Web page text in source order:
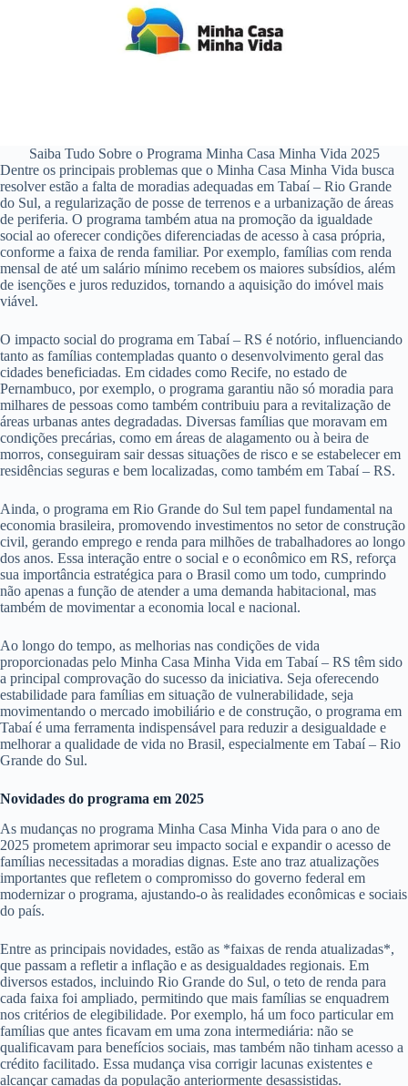
Saiba Tudo Sobre o Programa Minha Casa Minha Vida 2025
Dentre os principais problemas que o Minha Casa Minha Vida busca
resolver estão a falta de moradias adequadas em Tabaí – Rio Grande
do Sul, a regularização de posse de terrenos e a urbanização de áreas
de periferia. O programa também atua na promoção da igualdade
social ao oferecer condições diferenciadas de acesso à casa própria,
conforme a faixa de renda familiar. Por exemplo, famílias com renda
mensal de até um salário mínimo recebem os maiores subsídios, além
de isenções e juros reduzidos, tornando a aquisição do imóvel mais
viável.
O impacto social do programa em Tabaí – RS é notório, influenciando
tanto as famílias contempladas quanto o desenvolvimento geral das
cidades beneficiadas. Em cidades como Recife, no estado de
Pernambuco, por exemplo, o programa garantiu não só moradia para
milhares de pessoas como também contribuiu para a revitalização de
áreas urbanas antes degradadas. Diversas famílias que moravam em
condições precárias, como em áreas de alagamento ou à beira de
morros, conseguiram sair dessas situações de risco e se estabelecer em
residências seguras e bem localizadas, como também em Tabaí – RS.
Ainda, o programa em Rio Grande do Sul tem papel fundamental na
economia brasileira, promovendo investimentos no setor de construção
civil, gerando emprego e renda para milhões de trabalhadores ao longo
dos anos. Essa interação entre o social e o econômico em RS, reforça
sua importância estratégica para o Brasil como um todo, cumprindo
não apenas a função de atender a uma demanda habitacional, mas
também de movimentar a economia local e nacional.
Ao longo do tempo, as melhorias nas condições de vida
proporcionadas pelo Minha Casa Minha Vida em Tabaí – RS têm sido
a principal comprovação do sucesso da iniciativa. Seja oferecendo
estabilidade para famílias em situação de vulnerabilidade, seja
movimentando o mercado imobiliário e de construção, o programa em
Tabaí é uma ferramenta indispensável para reduzir a desigualdade e
melhorar a qualidade de vida no Brasil, especialmente em Tabaí – Rio
Grande do Sul.
Novidades do programa em 2025
As mudanças no programa Minha Casa Minha Vida para o ano de
2025 prometem aprimorar seu impacto social e expandir o acesso de
famílias necessitadas a moradias dignas. Este ano traz atualizações
importantes que refletem o compromisso do governo federal em
modernizar o programa, ajustando-o às realidades econômicas e sociais
do país.
Entre as principais novidades, estão as *faixas de renda atualizadas*,
que passam a refletir a inflação e as desigualdades regionais. Em
diversos estados, incluindo Rio Grande do Sul, o teto de renda para
cada faixa foi ampliado, permitindo que mais famílias se enquadrem
nos critérios de elegibilidade. Por exemplo, há um foco particular em
famílias que antes ficavam em uma zona intermediária: não se
qualificavam para benefícios sociais, mas também não tinham acesso a
crédito facilitado. Essa mudança visa corrigir lacunas existentes e
alcançar camadas da população anteriormente desassistidas.